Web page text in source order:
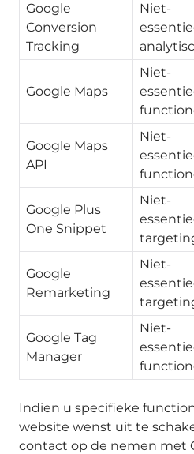
Google
Conversion
Tracking
Niet-
Google Maps
Niet-
Google Maps
API
Niet-
Google Plus
One Snippet
Niet-
Google
Remarketing
Niet-
Google Tag
Manager
Niet-
Indien u specifieke
website wenst uit te
contact op de nemen met